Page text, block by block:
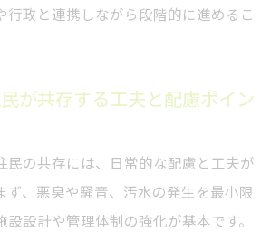
行政と連携しながら段階的に進めるこ
が共存する工夫と配慮ポイン
民の共存には、日常的な配慮と工夫が
ず、悪臭や騒音、汚水の発生を最小限
設計や管理体制の強化が基本です。